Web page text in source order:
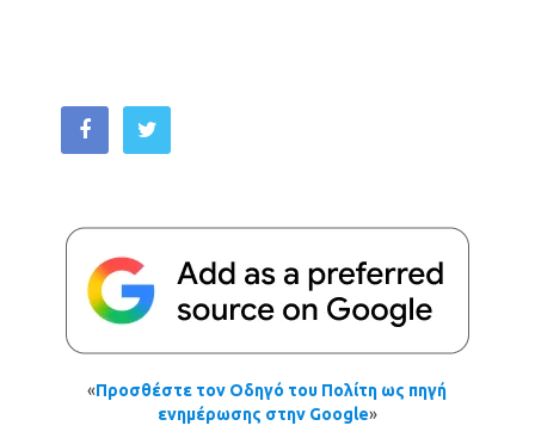
«Προσθέστε τον Οδηγό του Πολίτη ως πηγή
ενημέρωσης στην Google»